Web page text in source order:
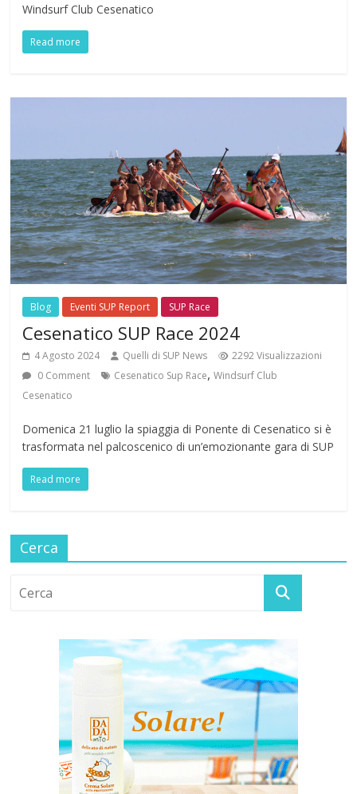
Windsurf Club Cesenatico
Read more
Blog Eventi SUP Report SUP Race
Cesenatico SUP Race 2024
4 Agosto 2024 Quelli di SUP News
2292 Visualizzazioni
0 Comment
Cesenatico Sup Race,Windsurf Club
Cesenatico
Domenica 21 luglio la spiaggia di Ponente di Cesenatico si è
trasformata nel palcoscenico di un’emozionante gara di SUP
Read more
Cerca